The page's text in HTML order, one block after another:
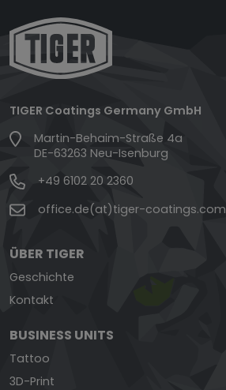
TIGER Coatings Germany GmbH
Martin-Behaim-Straße 4a
DE-63263 Neu-Isenburg
+49 6102 20 2360
office.de(at)tiger-coatings.com
ÜBER TIGER
Geschichte
Kontakt
BUSINESS UNITS
Tattoo
3D-Print